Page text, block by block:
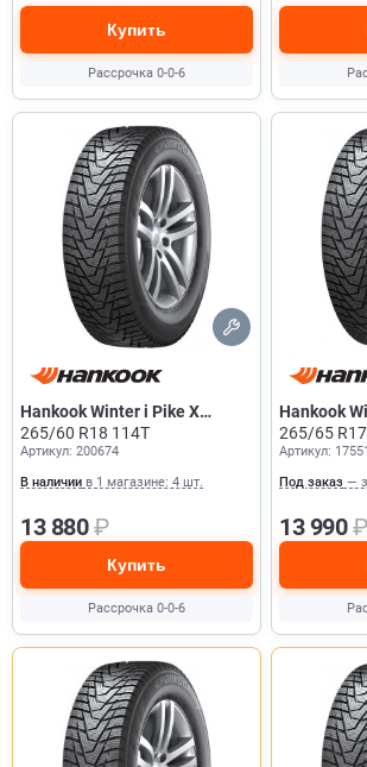
Купить
Рассрочка 0-0-6
Hankook Winter i Pike X
W429A
265/60 R18 114T
Артикул: 200674
В наличии в 1 магазине: 4 шт.
13 880₽
Купить
Рассрочка 0-0-6
Hankook
W429A
265/65
Артикул:
Под заказ —
13 990₽